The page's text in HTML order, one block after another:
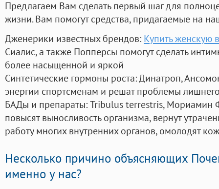
Предлагаем Вам сделать первый шаг для
жизни. Вам помогут средства, придагаемые на
Дженерики известных брендов: Купить женскую
Сиалис, а также Попперсы помогут сделать
более насыщенной и яркой
Синтетические гормоны роста: Динатроп,
энергии спортсменам и решат проблемы
БАДы и препараты:Tribulus terrestris, Мориамин
повысят выносливость организма, вернут
работу многих внутренних органов, омолодят
Несколько причино объясняющих
именно у нас?